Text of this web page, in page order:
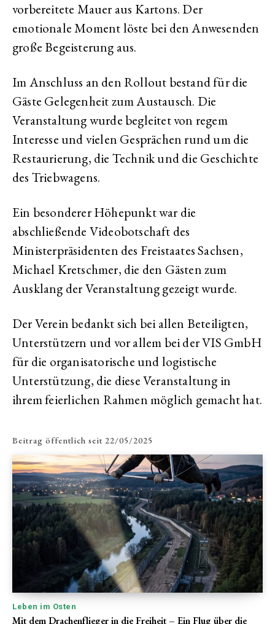
vorbereitete Mauer aus Kartons. Der
emotionale Moment löste bei den Anwesenden
große Begeisterung aus.
Im Anschluss an den Rollout bestand für die
Gäste Gelegenheit zum Austausch. Die
Veranstaltung wurde begleitet von regem
Interesse und vielen Gesprächen rund um die
Restaurierung, die Technik und die Geschichte
des Triebwagens.
Ein besonderer Höhepunkt war die
abschließende Videobotschaft des
Ministerpräsidenten des Freistaates Sachsen,
Michael Kretschmer, die den Gästen zum
Ausklang der Veranstaltung gezeigt wurde.
Der Verein bedankt sich bei allen Beteiligten,
Unterstützern und vor allem bei der VIS GmbH
für die organisatorische und logistische
Unterstützung, die diese Veranstaltung in
ihrem feierlichen Rahmen möglich gemacht hat.
Beitrag öffentlich seit 22/05/2025
Leben im Osten
Mit dem Drachenflieger in die Freiheit – Ein Flug über die